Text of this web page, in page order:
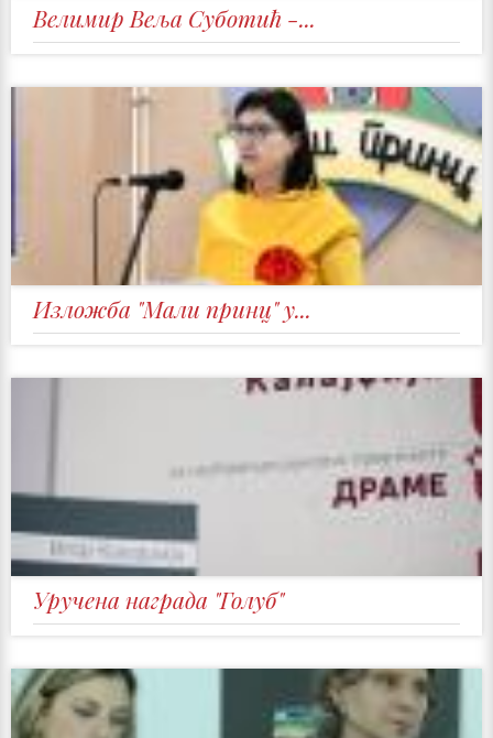
Велимир Веља Суботић -...
Изложба "Мали принц" у...
Уручена награда "Голуб"